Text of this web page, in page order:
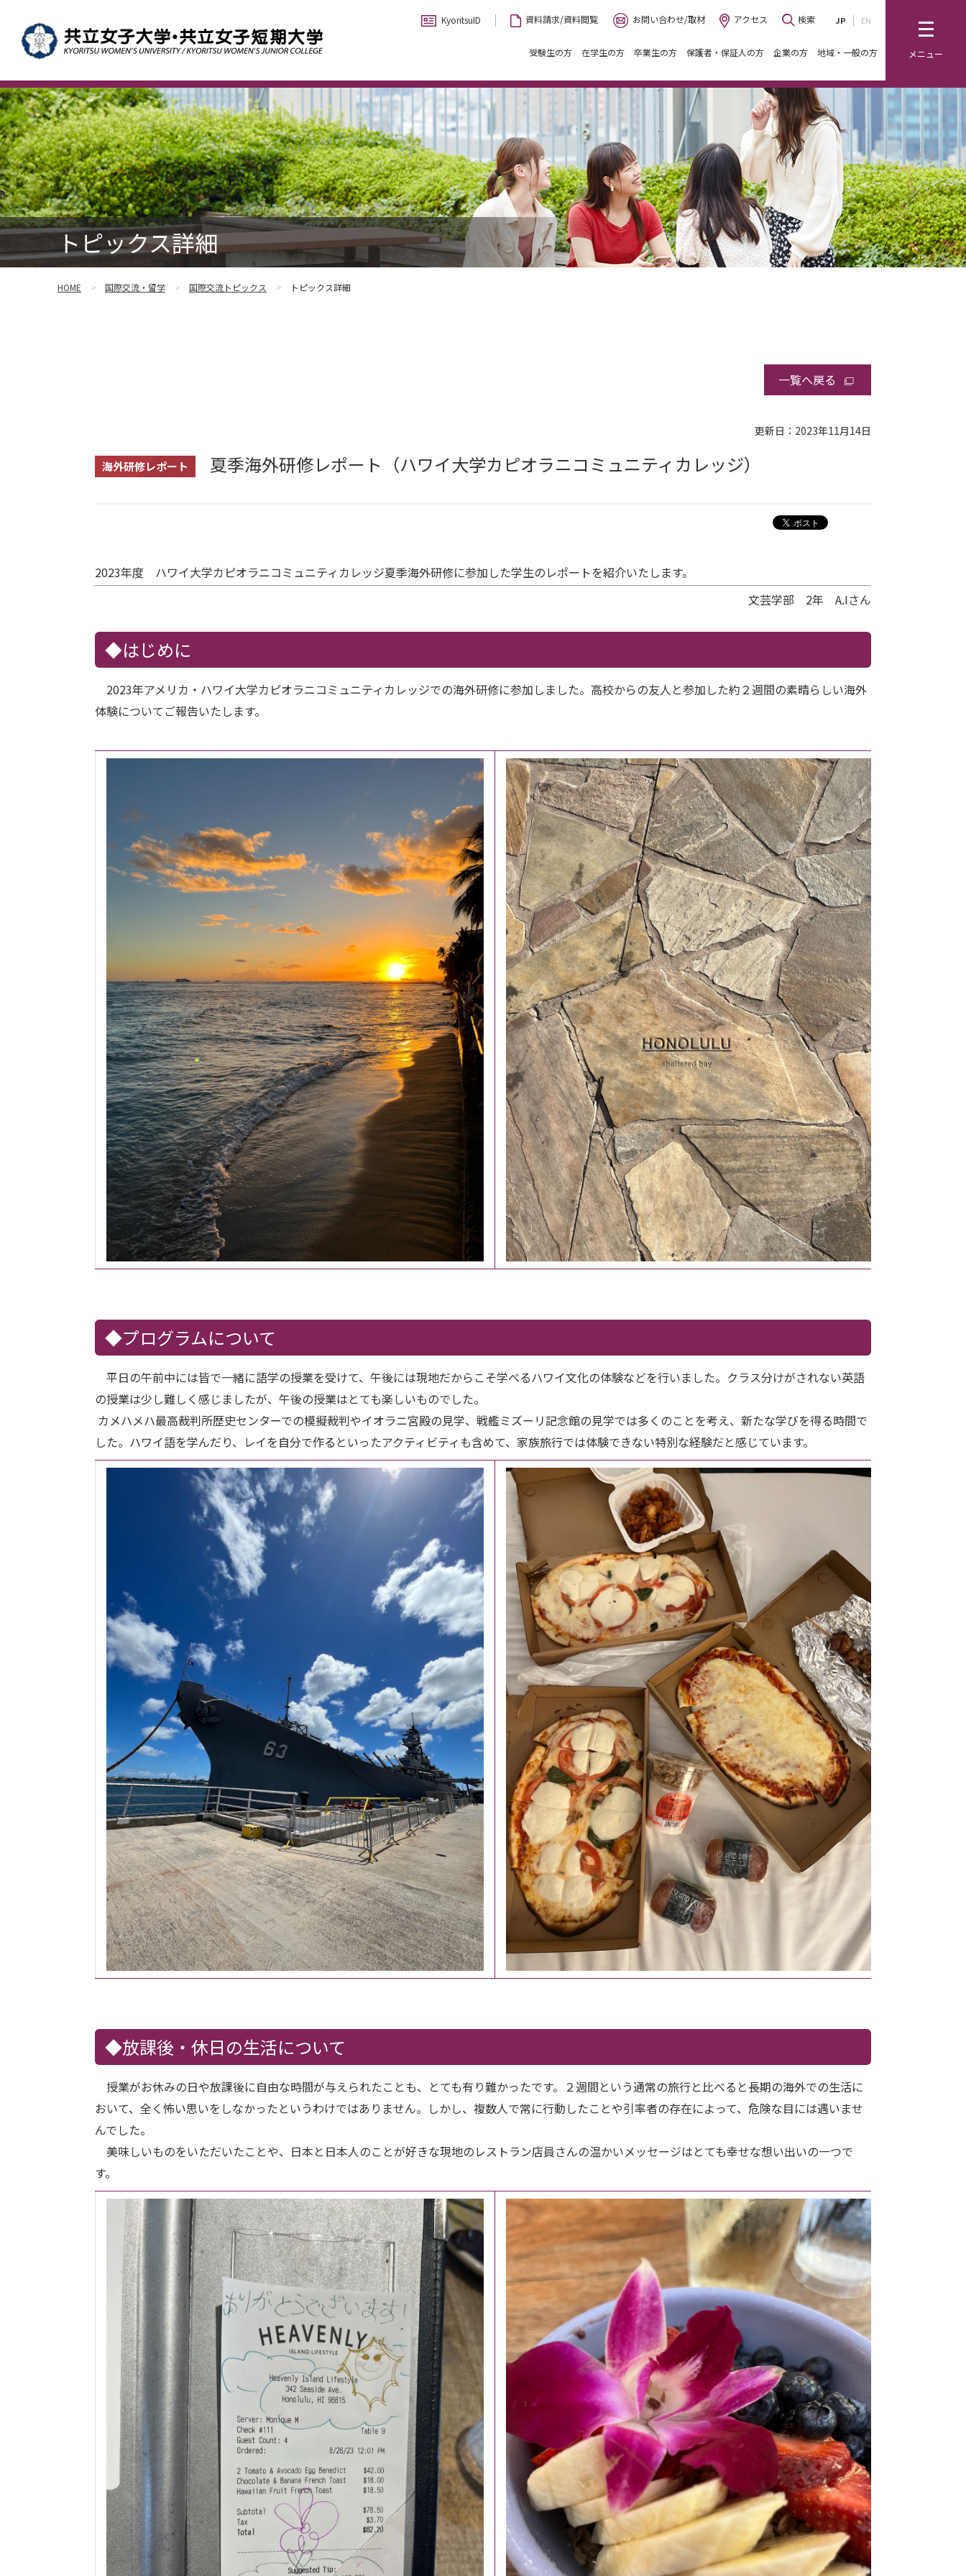
メニュー
検索 JP EN
KyoritsuID 資料請求/資料閲覧 お問い合わせ/取材 アクセス
受験生の方 在学生の方 卒業生の方 保護者・保証人の方 企業の方 地域・一般の方
トピックス詳細
HOME 国際交流・留学 国際交流トピックス トピックス詳細
一覧へ戻る
更新日：2023年11月14日
海外研修レポート 夏季海外研修レポート（ハワイ大学カピオラニコミュニティカレッジ）
2023年度 ハワイ大学カピオラニコミュニティカレッジ夏季海外研修に参加した学生のレポートを紹介いたします。
文芸学部 2年 A.Iさん
◆はじめに
2023年アメリカ・ハワイ大学カピオラニコミュニティカレッジでの海外研修に参加しました。高校からの友人と参加した約２週間の素晴らしい海外
体験についてご報告いたします。
◆プログラムについて
平日の午前中には皆で一緒に語学の授業を受けて、午後には現地だからこそ学べるハワイ文化の体験などを行いました。クラス分けがされない英語
の授業は少し難しく感じましたが、午後の授業はとても楽しいものでした。
カメハメハ最高裁判所歴史センターでの模擬裁判やイオラニ宮殿の見学、戦艦ミズーリ記念館の見学では多くのことを考え、新たな学びを得る時間で
した。ハワイ語を学んだり、レイを自分で作るといったアクティビティも含めて、家族旅行では体験できない特別な経験だと感じています。
◆放課後・休日の生活について
授業がお休みの日や放課後に自由な時間が与えられたことも、とても有り難かったです。２週間という通常の旅行と比べると長期の海外での生活に
おいて、全く怖い思いをしなかったというわけではありません。しかし、複数人で常に行動したことや引率者の存在によって、危険な目には遇いませ
んでした。
美味しいものをいただいたことや、日本と日本人のことが好きな現地のレストラン店員さんの温かいメッセージはとても幸せな想い出いの一つで
す。